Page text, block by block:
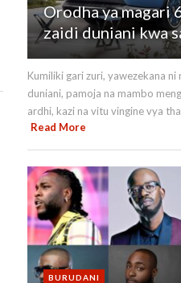
Orodha ya magari
zaidi duniani kwa
Kumiliki gari zuri, yawezekana
duniani, pamoja na mambo
ardhi, kazi na vitu vingine vya
Read More
BURUDANI